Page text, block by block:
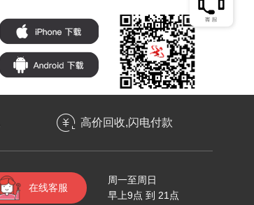
高价回收,闪电付款
在线客服
周一至周日
早上9点 到 21点